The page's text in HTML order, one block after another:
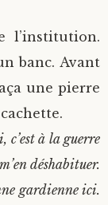
l’institution.
banc. Avant
une pierre
c’est à la guerre
déshabituer.
gardienne ici.